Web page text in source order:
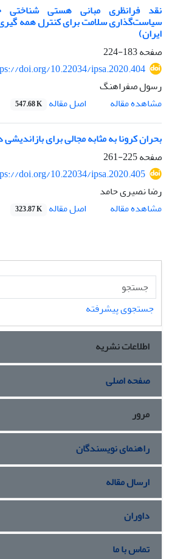
نقد فرانظری مبانی هستی
ایران)
صفحه183-224
doi.org/10.22034/ipsa.2020.404
رسول صفراهنگ
مشاهده مقاله
اصل مقاله 547.68 K
بحران کرونا به مثابه مجالی برای
صفحه225-261
doi.org/10.22034/ipsa.2020.405
رضا نصیری حامد
مشاهده مقاله
اصل مقاله 323.87 K
جستجوی پیشرفته
اطلاعات نشریه
صفحه اصلی
مرور
راهنمای نویسندگان
ارسال مقاله
داوران
تماس با ما